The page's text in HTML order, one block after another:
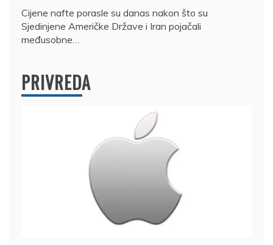
Cijene nafte porasle su danas nakon što su
Sjedinjene Američke Države i Iran pojačali
međusobne…
PRIVREDA